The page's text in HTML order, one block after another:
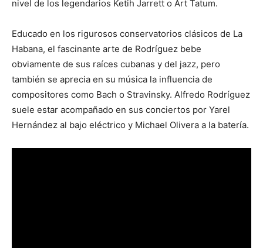
nivel de los legendarios Ketih Jarrett o Art Tatum.
Educado en los rigurosos conservatorios clásicos de La
Habana, el fascinante arte de Rodríguez bebe
obviamente de sus raíces cubanas y del jazz, pero
también se aprecia en su música la influencia de
compositores como Bach o Stravinsky. Alfredo Rodríguez
suele estar acompañado en sus conciertos por Yarel
Hernández al bajo eléctrico y Michael Olivera a la batería.